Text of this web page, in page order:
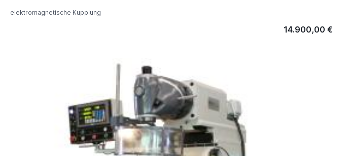
elektromagnetische Kupplung
14.900,00 €